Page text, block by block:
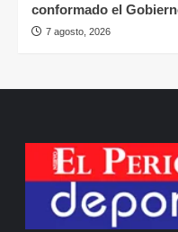
conformado el
7 agosto, 2026